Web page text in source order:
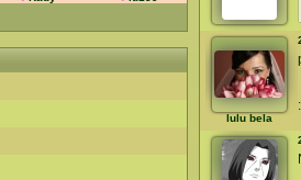
lulu bela